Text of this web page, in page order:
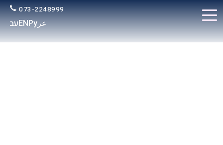
073-2248999
عرРу
ENעב